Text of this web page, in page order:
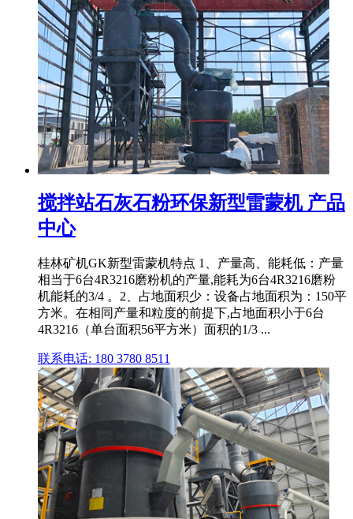
搅拌站石灰石粉环保新型雷蒙机 产品
中心
桂林矿机GK新型雷蒙机特点 1、产量高、能耗低：产量
相当于6台4R3216磨粉机的产量,能耗为6台4R3216磨粉
机能耗的3/4 。2、占地面积少：设备占地面积为：150平
方米。在相同产量和粒度的前提下,占地面积小于6台
4R3216（单台面积56平方米）面积的1/3 ...
联系电话: 180 3780 8511